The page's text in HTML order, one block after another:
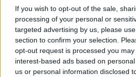
If you wish to opt-out of the sale,
processing of your personal or
targeted advertising by us, please
section to confirm your selection.
opt-out request is processed you
interest-based ads based on
us or personal information disclosed
TOUTES